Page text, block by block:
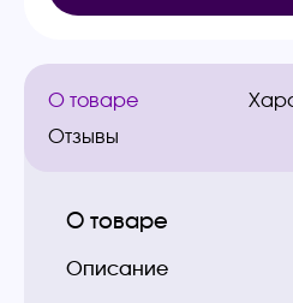
О товаре
Отзывы
О товаре
Описание